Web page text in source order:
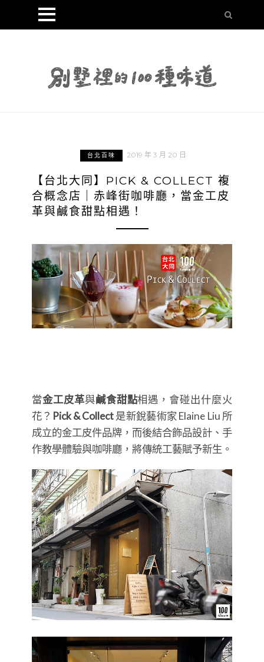
台北百味 2019 年 3 月 20 日
【台北大同】PICK & COLLECT 複
合概念店｜赤峰街咖啡廳，當金工皮
革與鹹食甜點相遇！
當金工皮革與鹹食甜點相遇，會碰出什麼火
花？ Pick & Collect是新銳藝術家 Elaine Liu 所
成立的金工皮件品牌，而後結合飾品設計、手
作教學體驗與咖啡廳，將傳統工藝賦予新生。